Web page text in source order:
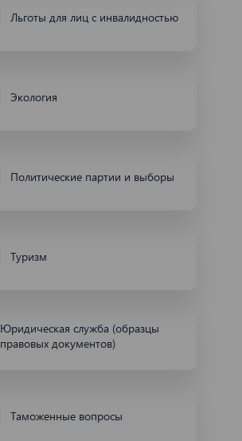
Льготы для лиц с инвалидностью
Экология
Политические партии и выборы
Туризм
Юридическая служба (образцы
правовых документов)
Таможенные вопросы